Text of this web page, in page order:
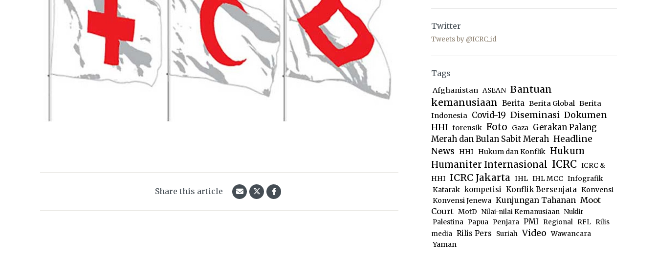
Share this article
Twitter
Tweets by @ICRC_id
Tags
Afghanistan ASEAN Bantuan
kemanusiaan Berita Berita Global Berita
Indonesia Covid-19 Diseminasi Dokumen
HHI forensik Foto Gaza Gerakan Palang
Merah dan Bulan Sabit Merah Headline
News
HHI Hukum dan Konflik Hukum
Humaniter Internasional ICRC ICRC &
HHI ICRC Jakarta IHL IHL MCC Infografik
Katarak kompetisi Konflik Bersenjata Konvensi
Konvensi Jenewa Kunjungan Tahanan Moot
Court MotD Nilai-nilai Kemanusiaan Nuklir
Palestina
Papua Penjara PMI Regional RFL
Rilis
media Rilis Pers Suriah Video Wawancara
Yaman